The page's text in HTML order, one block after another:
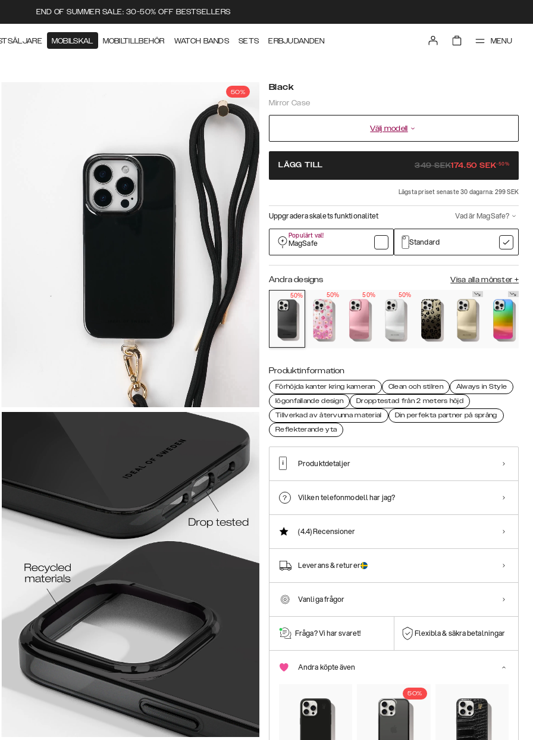
END OF SUMMER SALE: 30-50% OFF BESTSELLERS
MOBILSKAL MOBILTILLBEHÖR WATCH BANDS SETS ERBJUDANDEN MENU
50% Black
Mirror Case
Välj modell
LÄGG TILL 349SEK174.50 SEK-50%
Lägsta priset senaste 30 dagarna: 299 SEK
Uppgradera skalets funktionalitet Vad är MagSafe?
Populärt val!
MagSafe Standard
Andra designs Visa alla mönster +
50%
50% 50% 50%
Produktinformation
Förhöjda kanter kring kameran Clean och stilren
Always in Style
Iögonfallande design
Dropptestad från 2 meters höjd
Tillverkad av återvunna material
Din perfekta partner på språng
Reflekterande yta
Produktdetaljer
Vilken telefonmodell har jag?
(4.4)Recensioner
Leverans & returer
Vanliga frågor
Fråga? Vi har svaret! Flexibla & säkra betalningar
Andra köpte även
50%